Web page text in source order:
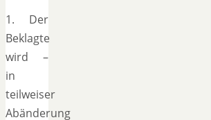
1. Der
Beklagte
wird –
in
teilweiser
Abänderung